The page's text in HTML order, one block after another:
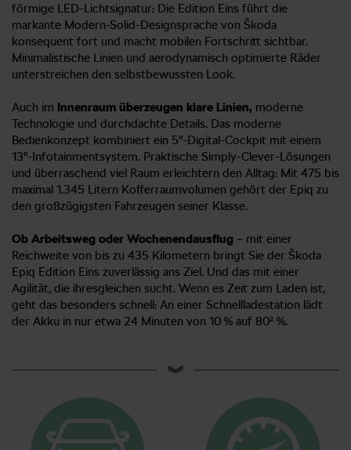
förmige LED-Lichtsignatur: Die Edition Eins führt die
markante Modern-Solid-Designsprache von Škoda
konsequent fort und macht mobilen Fortschritt sichtbar.
Minimalistische Linien und aerodynamisch optimierte Räder
unterstreichen den selbstbewussten Look.
Auch im Innenraum überzeugen klare Linien, moderne
Technologie und durchdachte Details. Das moderne
Bedienkonzept kombiniert ein 5"-Digital-Cockpit mit einem
13"-Infotainmentsystem. Praktische Simply-Clever-Lösungen
und überraschend viel Raum erleichtern den Alltag: Mit 475 bis
maximal 1.345 Litern Kofferraumvolumen gehört der Epiq zu
den großzügigsten Fahrzeugen seiner Klasse.
Ob Arbeitsweg oder Wochenendausflug – mit einer
Reichweite von bis zu 435 Kilometern bringt Sie der Škoda
Epiq Edition Eins zuverlässig ans Ziel. Und das mit einer
Agilität, die ihresgleichen sucht. Wenn es Zeit zum Laden ist,
geht das besonders schnell: An einer Schnellladestation lädt
der Akku in nur etwa 24 Minuten von 10 % auf 80² %.